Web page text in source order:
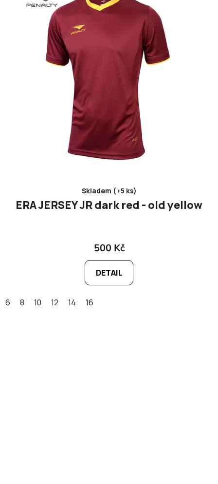
Skladem (>5 ks)
ERA JERSEY JR dark red - old yellow
500 Kč
DETAIL
6 8 10 12 14 16